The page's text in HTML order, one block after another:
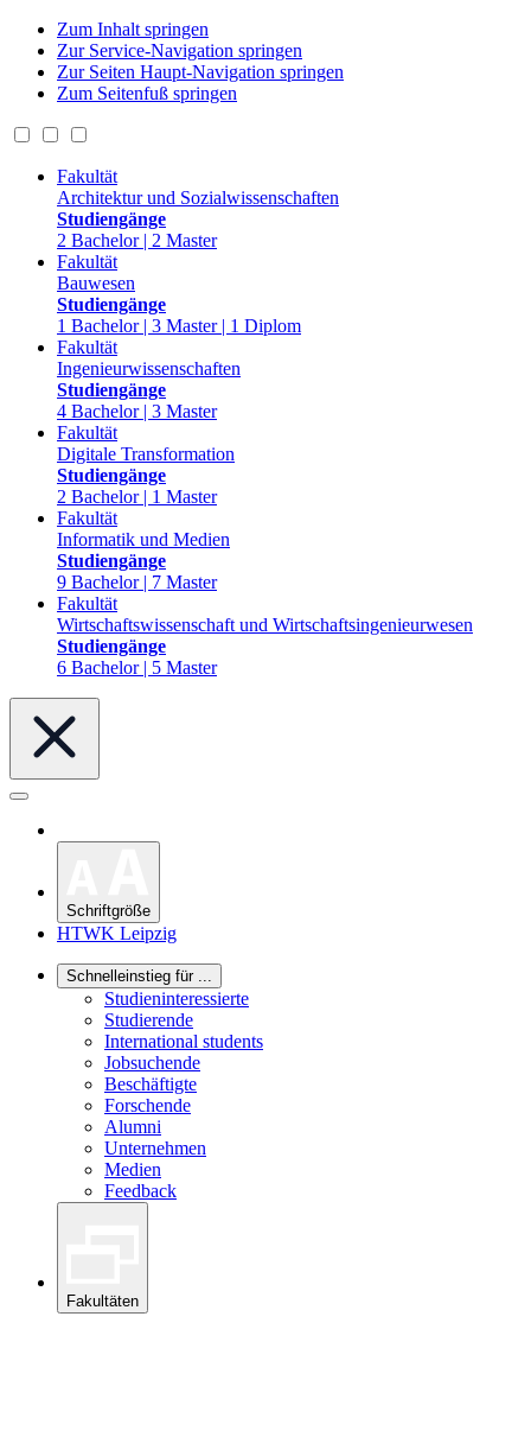
Zum Inhalt springen
Zur Service-Navigation springen
Zur Seiten Haupt-Navigation springen
Zum Seitenfuß springen
Fakultät
Architektur und Sozialwissenschaften
Studiengänge
2 Bachelor | 2 Master
Fakultät
Bauwesen
Studiengänge
1 Bachelor | 3 Master | 1 Diplom
Fakultät
Ingenieurwissenschaften
Studiengänge
4 Bachelor | 3 Master
Fakultät
Digitale Transformation
Studiengänge
2 Bachelor | 1 Master
Fakultät
Informatik und Medien
Studiengänge
9 Bachelor | 7 Master
Fakultät
Wirtschaftswissenschaft und Wirtschaftsingenieurwesen
Studiengänge
6 Bachelor | 5 Master
Schriftgröße
HTWK Leipzig
Schnelleinstieg für ...
Studieninteressierte
Studierende
International students
Jobsuchende
Beschäftigte
Forschende
Alumni
Unternehmen
Medien
Feedback
Fakultäten